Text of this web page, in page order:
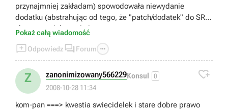
przynajmniej zakładam) spowodowała niewydanie
dodatku (abstrahując od tego, że "patch/dodatek" do SR2
zbyt wspaniały to nie jest, a
Katauri/1C/Cinemaware/Stardock liczą sobie za niego
całkiem sporo). Polacy naród dziwny i trudno przewidzieć
jak sprzeda się KB pomimo dobrych recenzji i nakładów
na reklamę.
Pokaż całą wiadomość
Odpowiedz  Forum 
Z zanonimizowany566229Konsul 0
2008-10-28 11:34

kom-pan ===> kwestia swiecidelek i stare dobre prawo